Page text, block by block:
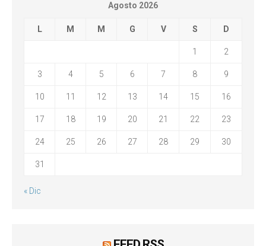
Agosto 2026
L M M G V S D
1 2
3 4 5 6 7 8 9
10 11 12 13 14 15 16
17 18 19 20 21 22 23
24 25 26 27 28 29 30
31
« Dic